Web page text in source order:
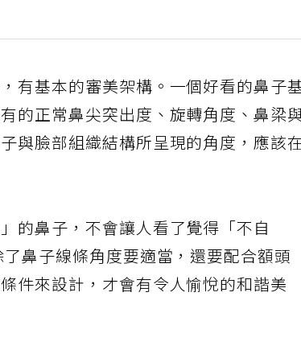
有基本的審美架構。一個好看的鼻子
的正常鼻尖突出度、旋轉角度、鼻梁
與臉部組織結構所呈現的角度，應該
的鼻子，不會讓人看了覺得「不自
鼻子線條角度要適當，還要配合額頭
件來設計，才會有令人愉悅的和諧美